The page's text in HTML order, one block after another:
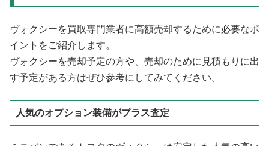
ヴォクシーを買取専門業者に高額売却するために必要なポ
イントをご紹介します。
ヴォクシーを売却予定の方や、売却のために見積もりに出
す予定がある方はぜひ参考にしてみてください。
人気のオプション装備がプラス査定